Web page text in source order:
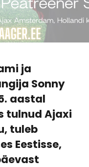
ja
Sonny
aastal
tulnud Ajaxi
tuleb
Eestisse,